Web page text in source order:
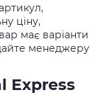
ціну,
має варіанти
менеджеру
Express